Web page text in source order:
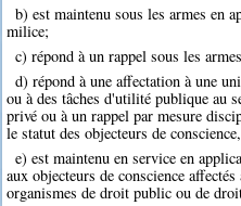
b) est maintenu sous les armes en
milice;
c) répond à un rappel sous les
d) répond à une affectation à une
ou à des tâches d'utilité publique au
privé ou à un rappel par mesure
le statut des objecteurs de
e) est maintenu en service en
aux objecteurs de conscience
organismes de droit public ou de